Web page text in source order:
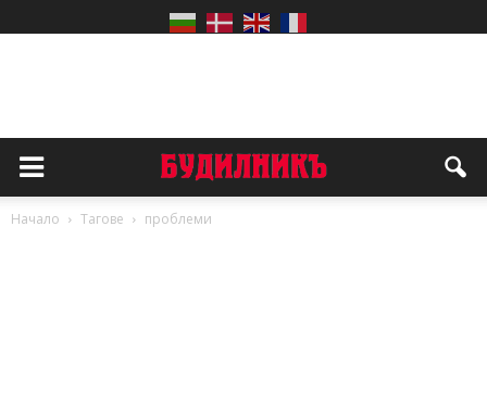
Начало Тагове проблеми